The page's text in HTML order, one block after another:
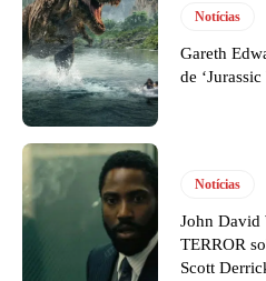
Notícias
Gareth
de
Notícias
John David
TERROR
Scott